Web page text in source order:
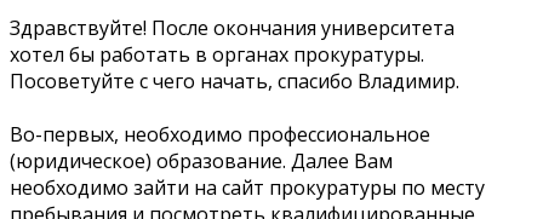
Здравствуйте! После окончания университета
хотел бы работать в органах прокуратуры.
Посоветуйте с чего начать, спасибо Владимир.
Во-первых, необходимо профессиональное
(юридическое) образование. Далее Вам
необходимо зайти на сайт прокуратуры по месту
пребывания и посмотреть квалифицированные